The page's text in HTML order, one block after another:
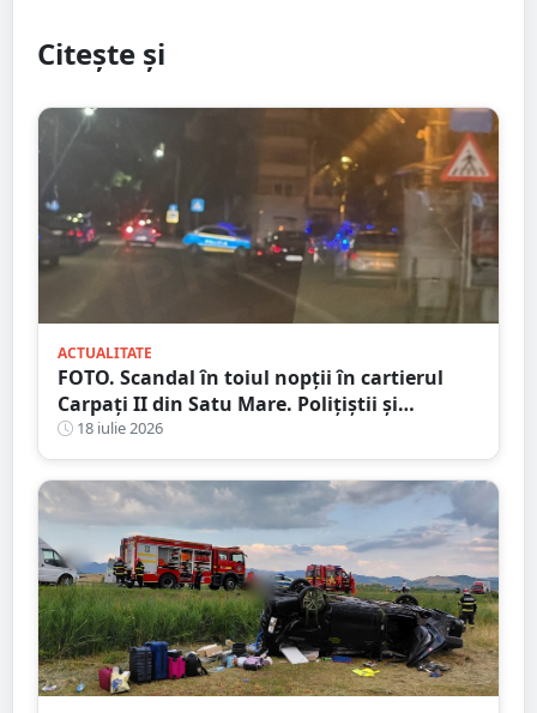
Citește și
ACTUALITATE
FOTO. Scandal în toiul nopții în cartierul
Carpați II din Satu Mare. Polițiștii și
jandarmii au intervenit după un apel la 112
18 iulie 2026